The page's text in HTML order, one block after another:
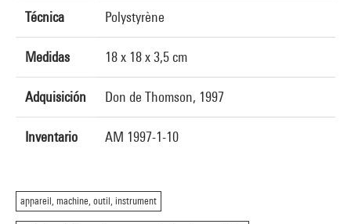
Técnica Polystyrène
Medidas 18 x 18 x 3,5 cm
Adquisición Don de Thomson, 1997
Inventario AM 1997-1-10
appareil, machine, outil, instrument